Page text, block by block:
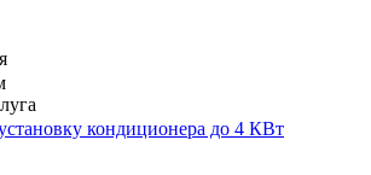
кондиционера до 4 КВт